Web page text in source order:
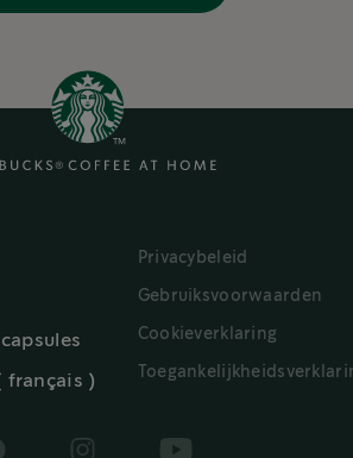
français )
Privacybeleid
Gebruiksvoorwaarden
Cookieverklaring